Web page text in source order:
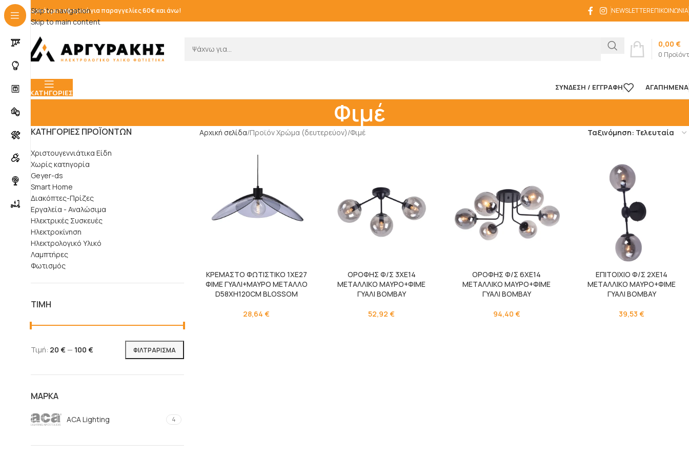
Skip to navigation
Skip to main content
Δωρεάν μεταφορικά για παραγγελίες 60€ και άνω! NEWSLETTERΕΠΙΚΟΙΝΩΝΊΑ
0
0,00 €
ΚΑΤΗΓΟΡΊΕΣ
ΣΎΝΔΕΣΗ / ΕΓΓΡΑΦΉ ΑΓΑΠΗΜΈΝΑ
Φιμέ
ΚΑΤΗΓΟΡΊΕΣ ΠΡΟΪΌΝΤΩΝ
Χριστουγεννιάτικα Είδη
Χωρίς κατηγορία
Geyer-ds
Smart Home
Διακόπτες-Πρίζες
Εργαλεία - Αναλώσιμα
Ηλεκτρικές Συσκευές
Ηλεκτροκίνηση
Ηλεκτρολογικό Υλικό
Λαμπτήρες
Φωτισμός
ΤΙΜΉ
ΦΙΛΤΡΆΡΙΣΜΑ
Τιμή: 20 € — 100 €
ΜΆΡΚΑ
ACA Lighting 4
Αρχική σελίδα Προϊόν Χρώμα (δευτερεύον) Φιμέ
ΚΡΕΜΑΣΤΟ ΦΩΤΙΣΤΙΚΟ 1ΧΕ27
ΦΙΜΕ ΓΥΑΛΙ+ΜΑΥΡΟ ΜΕΤΑΛΛΟ
D58XH120CM BLOSSOM
28,64€
ΟΡΟΦΗΣ Φ/Σ 3ΧΕ14
ΜΕΤΑΛΛΙΚΟ ΜΑΥΡΟ+ΦΙΜΕ
ΓΥΑΛΙ BOMBAY
52,92€
ΟΡΟΦΗΣ Φ/Σ 6ΧΕ14
ΜΕΤΑΛΛΙΚΟ ΜΑΥΡΟ+ΦΙΜΕ
ΓΥΑΛΙ BOMBAY
94,40 €
ΕΠΙΤΟΙΧΙΟ Φ/Σ 2ΧΕ14
ΜΕΤΑΛΛΙΚΟ ΜΑΥΡΟ+ΦΙΜΕ
ΓΥΑΛΙ BOMBAY
39,53€